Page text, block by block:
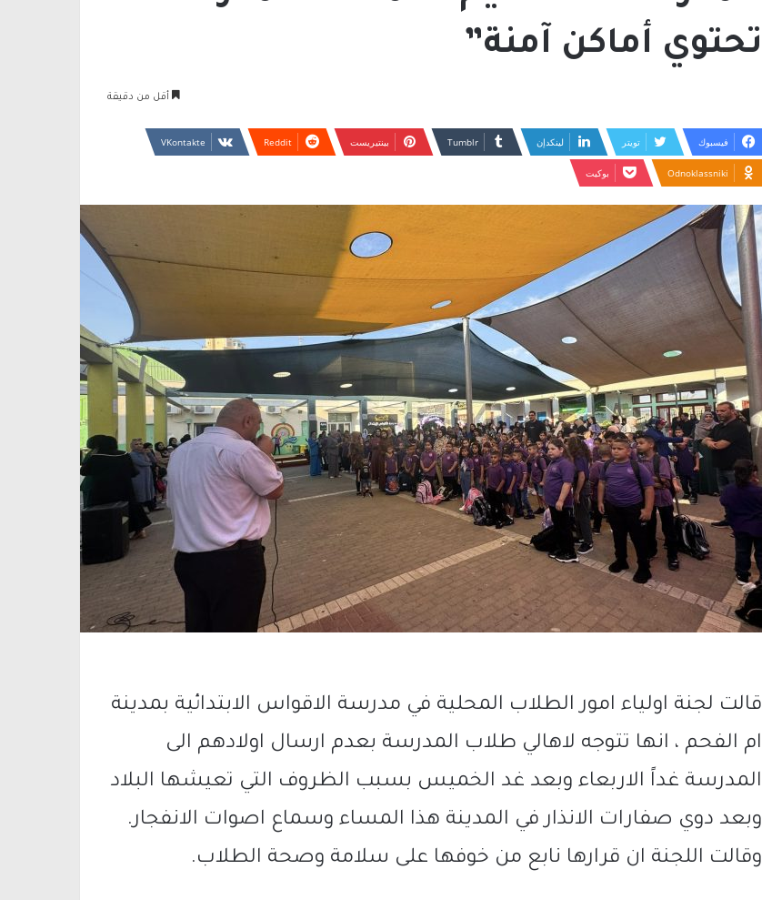
تحتوي أماكن آمنة”
أقل من دقيقة
فيسبوك تويتر لينكدإن بينتيريست
Odnoklassniki بوكيت
قالت لجنة اولياء امور الطلاب المحلية في مدرسة الاقواس الابتدائية بمدينة
ام الفحم ، انها تتوجه لاهالي طلاب المدرسة بعدم ارسال اولادهم الى
المدرسة غداً الاربعاء وبعد غد الخميس بسبب الظروف التي تعيشها البلاد
وبعد دوي صفارات الانذار في المدينة هذا المساء وسماع اصوات الانفجار.
وقالت اللجنة ان قرارها نابع من خوفها على سلامة وصحة الطلاب.